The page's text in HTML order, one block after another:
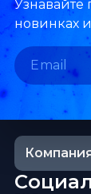
Узнавайте
новинках